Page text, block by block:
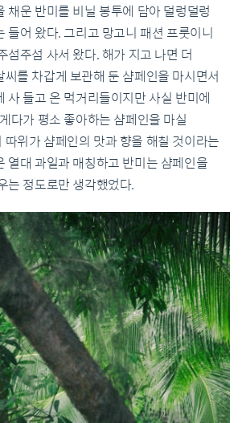
채운 반미를 비닐 봉투에 담아 덜렁덜렁
들어 왔다. 그리고 망고니 패션 프룻이니
섬주섬 사서 왔다. 해가 지고 나면 더
를 차갑게 보관해 둔 샴페인을 마시면서
사 들고 온 먹거리들이지만 사실 반미에
다가 평소 좋아하는 샴페인을 마실
따위가 샴페인의 맛과 향을 해칠 것이라는
열대 과일과 매칭하고 반미는 샴페인을
는 정도로만 생각했었다.